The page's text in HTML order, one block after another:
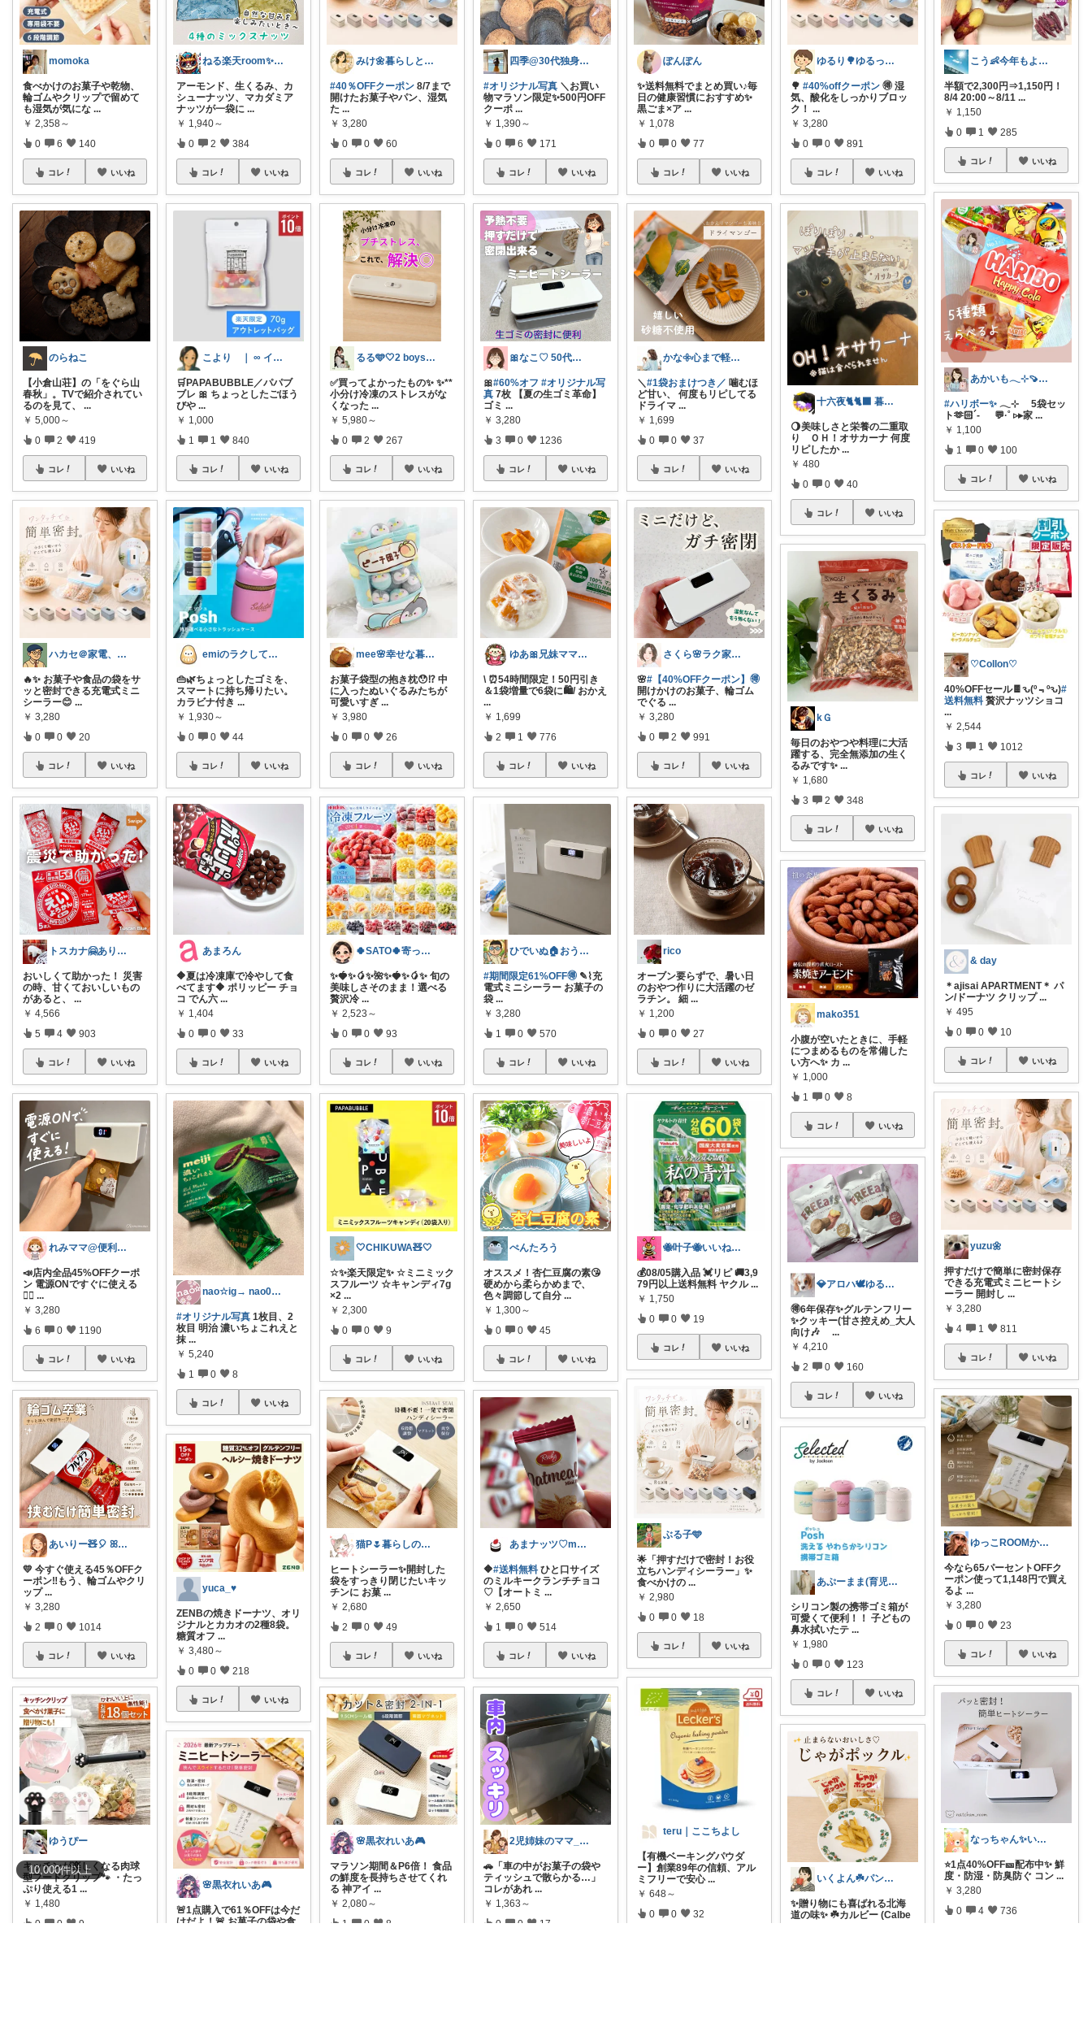
10,000件以上
momoka
食べかけのお菓子や乾物、
輪ゴムやクリップで留めて
も湿気が気にな ...
￥ 2,358～
0 6 140
コレ いいね
のらねこ
【小倉山荘】の「をぐら山
春秋」。TVで紹介されてい
るのを見て、
...
￥ 5,000～
0 2 419
コレ いいね
ハカセ＠家電、PCと知育おもちゃ
🔥✨ お菓子や食品の袋をサ
ッと密封できる充電式ミニ
シーラー😊 ...
￥ 3,280
0 0 20
コレ いいね
トスカナ🤗ありがとうございます💕
おいしくて助かった！ 災害
の時、甘くておいしいもの
があると、
...
￥ 4,566
5 4 903
コレ いいね
れみママ@便利雑貨¸¸kids
📣店内全品45%OFFクーポ
ン 電源ONですぐに使える
🙆‍♀️ ...
￥ 3,280
6 0 1190
コレ いいね
あいりー🧸🎈 ꕤ毎日を快適にꕤ
💛 今すぐ使える45％OFFク
ーポン‼️もう、輪ゴムやクリ
ップ ...
￥ 3,280
2 0 1014
コレ いいね
ゆうぴー
キッチンが楽しくなる肉球
型フードクリップ🐾 ・たっ
ぷり使える1 ...
￥ 1,480
0 0 9
ねる楽天room✨お買い物マラソンや✨
アーモンド、生くるみ、カ
シューナッツ、マカダミア
ナッツが一袋に ...
￥ 1,940～
0 2 384
コレ いいね
こより ｜ ∞ イヤイライケレ ∞
🛒PAPABUBBLE／パパブ
ブレ 🎀 ちょっとしたごほう
びや ...
￥ 1,000
1 1 840
コレ いいね
emiのラクしてキレイなアラカン生活
👜🌿ちょっとしたゴミを、
スマートに持ち帰りたい。
カラビナ付き ...
￥ 1,930～
0 0 44
コレ いいね
あまろん
🔶夏は冷凍庫で冷やして食
べてます🔶 ポリッピー チョ
コ でん六 ...
￥ 1,404
0 0 33
コレ いいね
nao☆ig→ nao08080505
#オリジナル写真 1枚目、2
枚目 明治 濃いちょこれえと
抹 ...
￥ 5,240
1 0 8
コレ いいね
yuca_♥
ZENBの焼きドーナツ、オリ
ジナルとカカオの2種8袋。
糖質オフ ...
￥ 3,480～
0 0 218
コレ いいね
🌸黒衣れいあ🎮
🚨1点購入で61％OFFは今だ
けだよ！🚨 お菓子の袋や食
みけ🌼暮らしとキッチン
#40％OFFクーポン 8/7まで
開けたお菓子やパン、湿気
た ...
￥ 3,280
0 0 60
コレ いいね
るる🩵🤍2 boys mama⁺◟✿
✅買ってよかったもの✨ ✨**
小分け冷凍のストレスがな
くなった ...
￥ 5,980～
0 2 267
コレ いいね
mee🌸幸せな暮らし
お菓子袋型の抱き枕😯⁉️ 中
に入ったぬいぐるみたちが
可愛いすぎ ...
￥ 3,980
0 0 26
コレ いいね
🍀SATO🍀寄って、見てらっしゃい！
​✨🍓✨🥭✨​🌺✨🍓✨🥭✨ 旬の
美味しさそのまま！選べる
贅沢冷 ...
￥ 2,523～
0 0 93
コレ いいね
🤍CHIKUWA🧸🤍
☆✨楽天限定✨ ☆ミニミック
スフルーツ ☆キャンディ7g
×2 ...
￥ 2,300
0 0 9
コレ いいね
猫P🌷暮らしの中で見つけたお気に入り
ヒートシーラー✨開封した
袋をすっきり閉じたいキッ
チンに お菓 ...
￥ 2,680
2 0 49
コレ いいね
🌸黒衣れいあ🎮
マラソン期間＆P6倍！ 食品
の鮮度を長持ちさせてくれ
る 神アイ ...
￥ 2,080～
1 0 8
四季@30代独身のお気に入り部屋💕
#オリジナル写真 ＼お買い
物マラソン限定✨500円OFF
クーポ ...
￥ 1,390～
0 6 171
コレ いいね
🎀なこ♡︎ 50代主婦の"買って正解"
🎀#60%オフ #オリジナル写
真 7枚 【夏の生ゴミ革命】
ゴミ ...
￥ 3,280
3 0 1236
コレ いいね
ゆあ🎀兄妹ママの育児と暮らし
\ ⏰54時間限定！50円引き
＆1袋増量で6袋に🛍️/ おかえ
...
￥ 1,699
2 1 776
コレ いいね
ひでいぬ🏠おうちをアイテムで快適！！
#期間限定61%OFF🉐 ✎⌇充
電式ミニシーラー お菓子の
袋 ...
￥ 3,280
1 0 570
コレ いいね
ぺんたろう
オススメ！杏仁豆腐の素😘
硬めから柔らかめまで、
色々調節して自分 ...
￥ 1,300～
0 0 45
コレ いいね
あまナッツ♡mottoお取り寄せスイーツ
🔶#送料無料 ひと口サイズ
のミルキークランチチョコ
♡【オートミ ...
￥ 2,650
1 0 514
コレ いいね
2児姉妹のママ_aoaka
🚗「車の中がお菓子の袋や
ティッシュで散らかる…」
コレがあれ ...
￥ 1,363～
0 0 17
ぽんぽん
✨送料無料でまとめ買い♪毎
日の健康習慣におすすめ✨
黒ごま×ア ...
￥ 1,078
0 0 77
コレ いいね
かな𖧷心まで軽くなる暮らしの記録🌿
＼#1袋おまけつき／ 噛むほ
ど甘い、 何度もリピしてる
ドライマ ...
￥ 1,699
0 0 37
コレ いいね
さくら🌸ラク家事&便利な生活雑貨🏠️
🌸#【40%OFFクーポン】🉐
開けかけのお菓子、輪ゴム
でぐる ...
￥ 3,280
0 2 991
コレ いいね
rico
オーブン要らずで、暑い日
のおやつ作りに大活躍のゼ
ラチン。 細 ...
￥ 1,200
0 0 27
コレ いいね
🐝叶子🐝いいね07/24まで完💨
💰08/05購入品 💓リピ 🚚3,9
79円以上送料無料 ヤクル ...
￥ 1,750
0 0 19
コレ いいね
ぶる子🩵
🌟「押すだけで密封！お役
立ちハンディシーラー」✨
食べかけの ...
￥ 2,980
0 0 18
コレ いいね
teru｜ここちよし
【有機ベーキングパウダ
ー】創業89年の信頼、アル
ミフリーで安心 ...
￥ 648～
0 0 32
ゆるり🌳ゆるっと暮らし整える🧺🫕
🌳#40%offクーポン 🉐 湿
気、酸化をしっかりブロッ
ク！ ...
￥ 3,280
0 0 891
コレ いいね
十六夜🐈🐈‍⬛ 暮らしのあれこれ
🌖美味しさと栄養の二重取
り ＯＨ！オサカーナ 何度
リピしたか ...
￥ 480
0 0 40
コレ いいね
kＧ
毎日のおやつや料理に大活
躍する、完全無添加の生く
るみです✨...
￥ 1,680
3 2 348
コレ いいね
mako351
小腹が空いたときに、手軽
につまめるものを常備した
い方へ✨ カ ...
￥ 1,000
1 0 8
コレ いいね
💎アロハ🕊️ゆる無添加🔥身体に優し
🉐6年保存✨グルテンフリー
✨クッキー(甘さ控えめ_大人
向け🎶
...
￥ 4,210
2 0 160
コレ いいね
あぷーまま(育児グッズ×ママグッズ)
シリコン製の携帯ゴミ箱が
可愛くて便利！！ 子どもの
鼻水拭いたテ ...
￥ 1,980
0 0 123
コレ いいね
いくよん☘️パンのある暮らし✨
✨贈り物にも喜ばれる北海
道の味✨ ☘️カルビー (Calbe
こう👶今年もよろしくお願いします🥹
半額で2,300円⇒1,150円！
8/4 20:00～8/11 ...
￥ 1,150
0 1 285
コレ いいね
あかいも𓂃⊹🍠8月もよろしくです✨
#ハリボー✨ 𓂃⊹ 5袋セッ
ト🫶🏻´- 💬·˚ ▹▸家 ...
￥ 1,100
1 0 100
コレ いいね
♡Collon♡
40%OFFセール🍫ԅ(º﹃ºԅ)#
送料無料 贅沢ナッツショコ
...
￥ 2,544
3 1 1012
コレ いいね
& day
＊ajisai APARTMENT＊ パ
ン/ドーナツ クリップ ...
￥ 495
0 0 10
コレ いいね
yuzu🌼
押すだけで簡単に密封保存
できる充電式ミニヒートシ
ーラー 開封し ...
￥ 3,280
4 1 811
コレ いいね
ゆっこROOMからの購入ありがとう🫶
今なら65パーセントOFFク
ーポン使って1,148円で買え
るよ ...
￥ 3,280
0 0 23
コレ いいね
なっちゃん✨いつもありがとう😊✨
⭐️1点40%OFF🎫配布中✨ 鮮
度・防湿・防臭防ぐ コン ...
￥ 3,280
0 4 736